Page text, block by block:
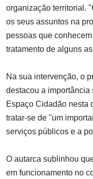
organização territorial.
os seus assuntos na
pessoas que
tratamento de alguns
Na sua intervenção, o
destacou a
Espaço Cidadão nesta
tratar-se de "um
serviços públicos e a
O autarca sublinhou
em funcionamento no